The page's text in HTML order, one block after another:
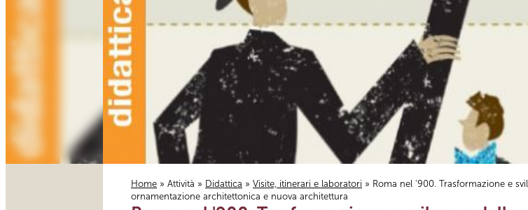
Tu sei qui
Home » Attività » Didattica » Visite, itinerari e laboratori » Roma nel '900. Trasformazione e
ornamentazione architettonica e nuova architettura